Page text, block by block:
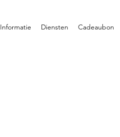
Informatie Diensten Cadeaubon